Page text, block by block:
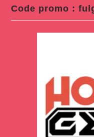
Code promo :